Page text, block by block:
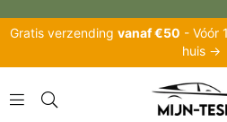
Gratis verzending vanaf €50 - Vóór
huis →